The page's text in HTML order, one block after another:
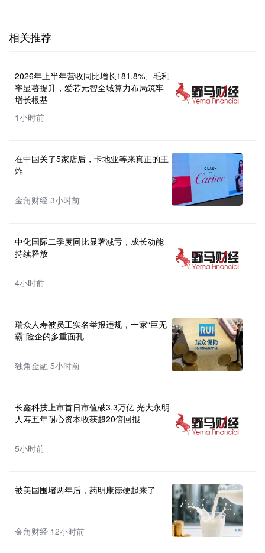
相关推荐
2026年上半年营收同比增长181.8%、毛利
率显著提升，爱芯元智全域算力布局筑牢
增长根基
1小时前
在中国关了5家店后，卡地亚等来真正的王
炸
金角财经 3小时前
中化国际二季度同比显著减亏，成长动能
持续释放
4小时前
瑞众人寿被员工实名举报违规，一家“巨无
霸”险企的多重面孔
独角金融 5小时前
长鑫科技上市首日市值破3.3万亿 光大永明
人寿五年耐心资本收获超20倍回报
5小时前
被美国围堵两年后，药明康德硬起来了
金角财经 12小时前